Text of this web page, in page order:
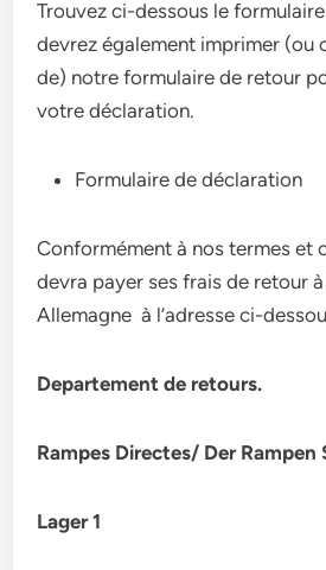
Trouvez ci-dessous le
devrez également imprimer (ou
de) notre formulaire de retour
votre déclaration.
Formulaire de déclaration
Conformément à nos termes et
devra payer ses frais de retour
Allemagne à l’adresse ci-
Departement de retours.
Rampes Directes/ Der Rampen
Lager 1